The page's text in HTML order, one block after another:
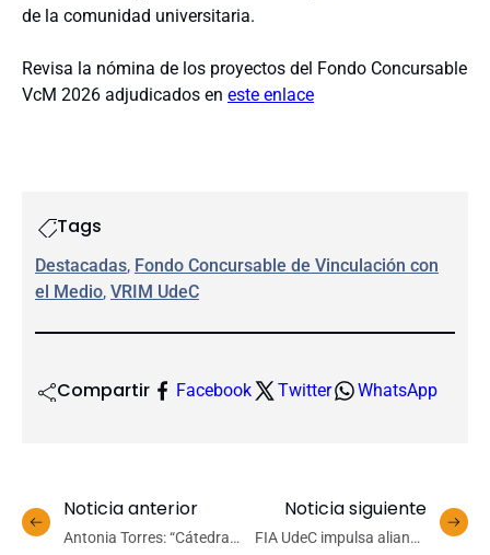
de la comunidad universitaria.
Revisa la nómina de los proyectos del Fondo Concursable
VcM 2026 adjudicados en este enlace
Tags
Destacadas, Fondo Concursable de Vinculación con
el Medio, VRIM UdeC
Compartir Facebook Twitter WhatsApp
Noticia anterior
Antonia Torres: “Cátedra
Noticia siguiente
FIA UdeC impulsa alianza